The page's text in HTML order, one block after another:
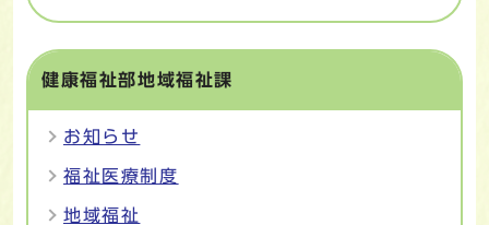
健康福祉部地域福祉課
お知らせ
福祉医療制度
地域福祉